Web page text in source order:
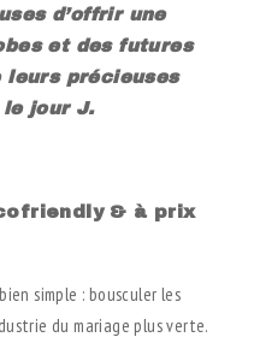
d’offrir une
et des futures
leurs précieuses
le jour J.
& à prix
simple : bousculer les
du mariage plus verte.